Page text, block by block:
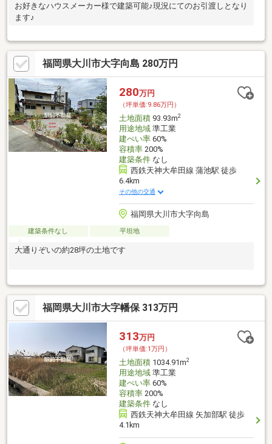
お好きなハウスメーカー様で建築可能♪現況にてのお引渡しとなり
ます♪
福岡県大川市大字向島 280万円
280万円
（坪単価:9.86万円）
土地面積93.93m2
用途地域準工業
建ぺい率60%
容積率200%
建築条件なし
西鉄天神大牟田線 蒲池駅 徒歩
6.4km
その他の交通
福岡県大川市大字向島
建築条件なし 平坦地
大通りぞいの約28坪の土地です
福岡県大川市大字幡保 313万円
313万円
（坪単価:1万円）
土地面積1034.91m2
用途地域準工業
建ぺい率60%
容積率200%
建築条件なし
西鉄天神大牟田線 矢加部駅 徒歩
4.1km